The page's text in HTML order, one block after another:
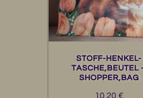
STOFF-HENKEL-
TASCHE,BEUTEL
SHOPPER,BAG